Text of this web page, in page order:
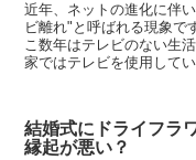
近年、ネットの進化に伴
ビ離れ"と呼ばれる現象で
こ数年はテレビのない生
家ではテレビを使用して
結婚式にドライフラ
縁起が悪い？